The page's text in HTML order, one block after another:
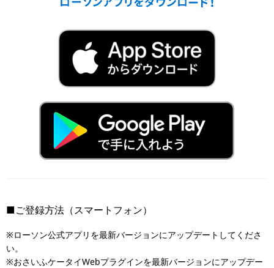
■ご登録方法（スマートフォン）
※ローソン公式アプリを最新バージョンにアップデートしてくださ
い。
※おさいふケータイWebプラグインを最新バージョンにアップデー